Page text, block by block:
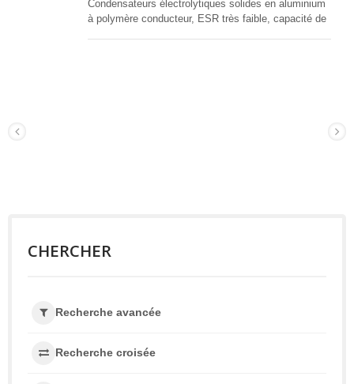
Condensateurs électrolytiques solides en aluminium
à polymère conducteur, ESR très faible, capacité de
CHERCHER
Recherche avancée
Recherche croisée